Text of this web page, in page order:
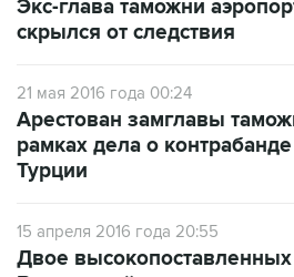
21 мая 2016 года 00:24
рамках дела о контрабанде
Турции
15 апреля 2016 года 20:55
Внуковской таможни
домашний арест